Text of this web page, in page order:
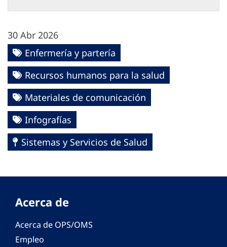
30 Abr 2026
Enfermería y partería
Recursos humanos para la salud
Materiales de comunicación
Infografías
Sistemas y Servicios de Salud
Acerca de
Acerca de OPS/OMS
Empleo